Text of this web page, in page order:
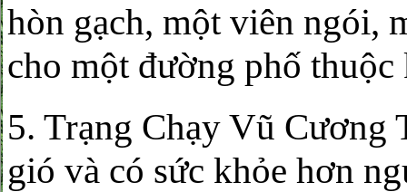
hòn gạch, một viên ngói,
cho một đường phố
5. Trạng Chạy Vũ Cương
gió và có sức khỏe hơn